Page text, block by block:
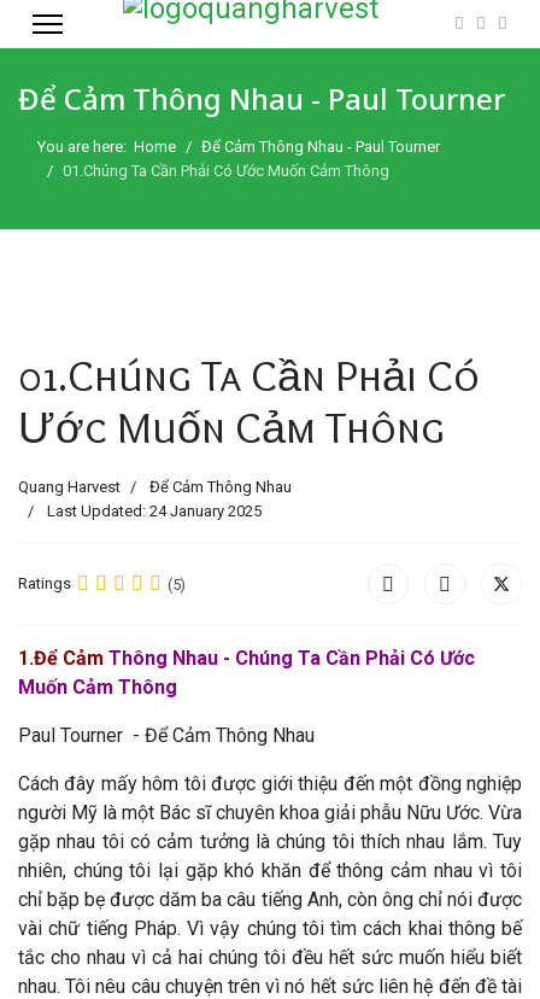
Để Cảm Thông Nhau - Paul Tourner
You are here: Home
Để Cảm Thông Nhau - Paul Tourner
01.Chúng Ta Cần Phải Có Ước Muốn Cảm Thông
01.Chúng Ta Cần Phải Có
Ước Muốn Cảm Thông
Quang Harvest
Để Cảm Thông Nhau
Last Updated: 24 January 2025
Ratings (5)
1.Để Cảm Thông Nhau - Chúng Ta Cần Phải Có Ước
Muốn Cảm Thông
Paul Tourner - Để Cảm Thông Nhau
Cách đây mấy hôm tôi được giới thiệu đến một đồng nghiệp
người Mỹ là một Bác sĩ chuyên khoa giải phẫu Nữu Ước. Vừa
gặp nhau tôi có cảm tưởng là chúng tôi thích nhau lắm. Tuy
nhiên, chúng tôi lại gặp khó khăn để thông cảm nhau vì tôi
chỉ bặp bẹ được dăm ba câu tiếng Anh, còn ông chỉ nói được
vài chữ tiếng Pháp. Vì vậy chúng tôi tìm cách khai thông bế
tắc cho nhau vì cả hai chúng tôi đều hết sức muốn hiểu biết
nhau. Tôi nêu câu chuyện trên vì nó hết sức liên hệ đến đề tài